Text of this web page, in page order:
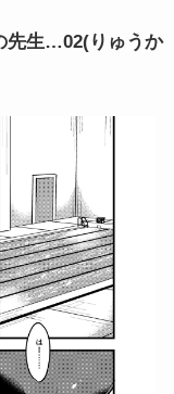
先生…02(りゅうか